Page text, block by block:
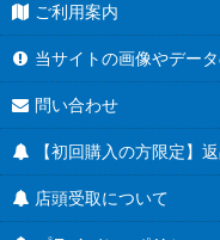
ご利用案内
当サイトの画像やデー
問い合わせ
【初回購入の方限定】
店頭受取について